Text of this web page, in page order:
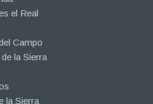
el Real
Campo
la Sierra
la Sierra